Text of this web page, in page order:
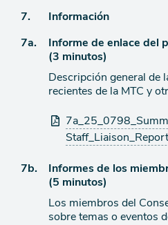
Ítem
de
agenda
7.
Información
Ítem
agenda
7a.
Informe de enlace del
(3 minutos)
Descripción general de
recientes de la MTC y
Archivos
adjuntos
Ítem
agenda
7b.
Informes de los
(5 minutos)
Los miembros del
sobre temas o eventos